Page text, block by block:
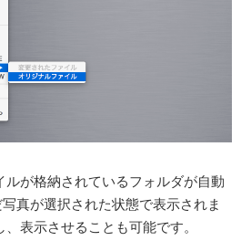
が格納されているフォルダが自動
真が選択された状態で表示されま
表示させることも可能です。